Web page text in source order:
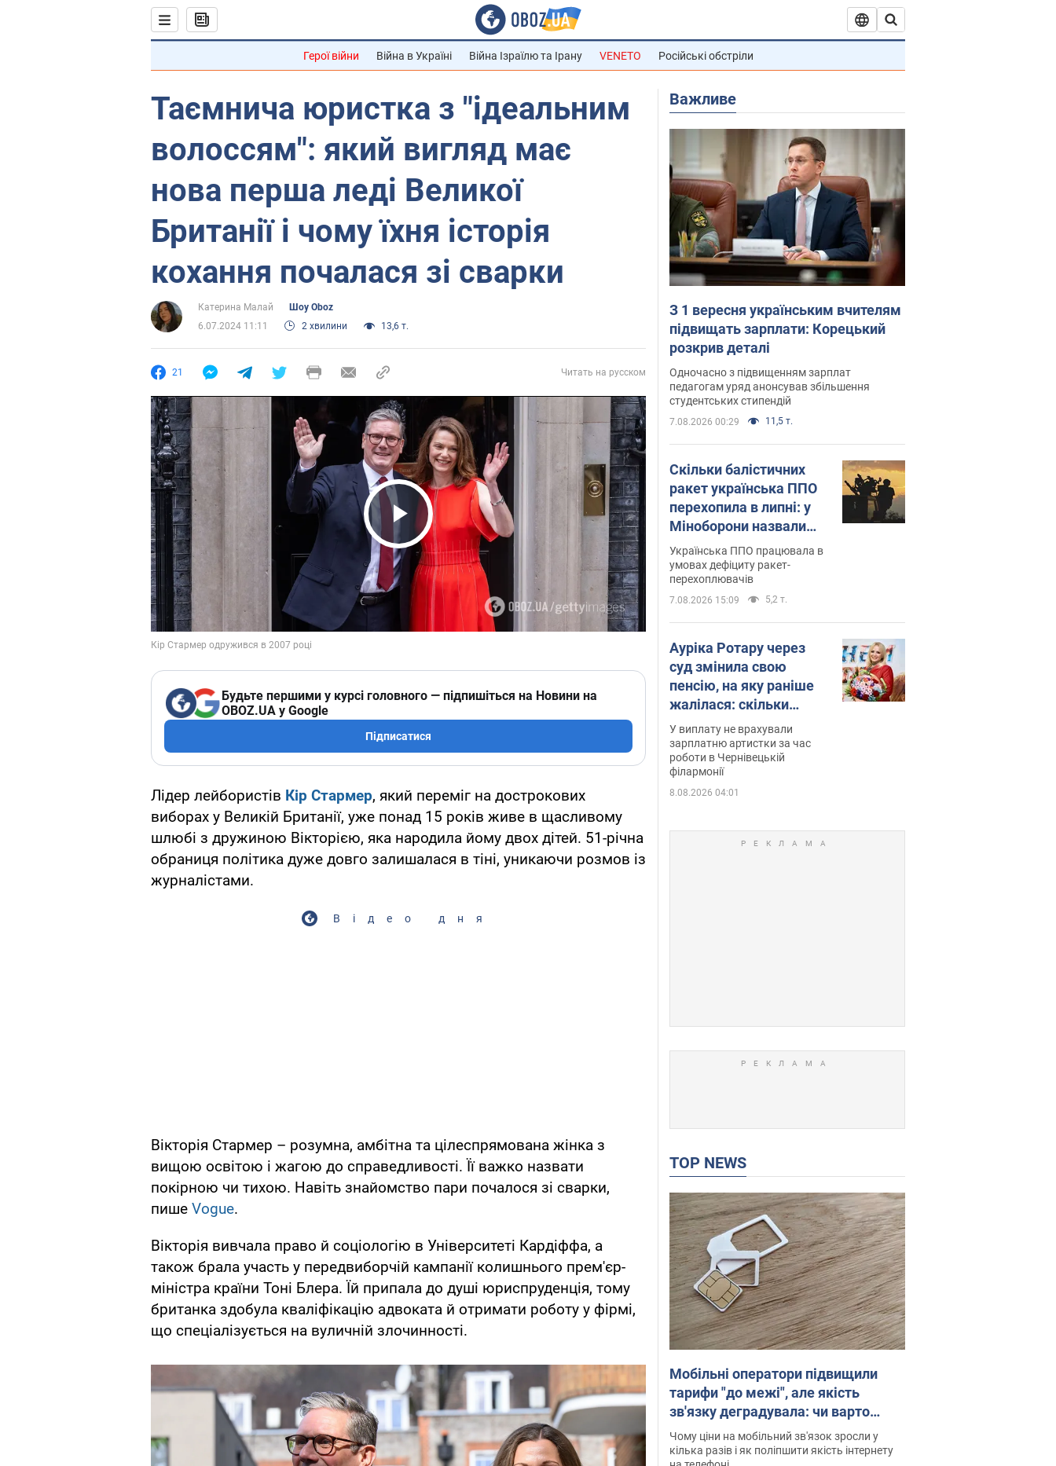
Герої війни Війна в Україні Війна Ізраїлю та Ірану VENETO Російські обстріли
Таємнича юристка з "ідеальним
волоссям": який вигляд має
нова перша леді Великої
Британії і чому їхня історія
кохання почалася зі сварки
Катерина Малай
Шоу Oboz
6.07.2024 11:11
2 хвилини 13,6 т.
21 Читать на русском
Play Video
Будьте першими у курсі головного — підпишіться на Новини на
OBOZ.UA у Google
Підписатися
Лідер лейбористів Кір Стармер, який переміг на дострокових
виборах у Великій Британії, уже понад 15 років живе в щасливому
шлюбі з дружиною Вікторією, яка народила йому двох дітей. 51-річна
обраниця політика дуже довго залишалася в тіні, уникаючи розмов із
журналістами.
Відео дня
Вікторія Стармер – розумна, амбітна та цілеспрямована жінка з
вищою освітою і жагою до справедливості. Її важко назвати
покірною чи тихою. Навіть знайомство пари почалося зі сварки,
пише Vogue.
Вікторія вивчала право й соціологію в Університеті Кардіффа, а
також брала участь у передвиборчій кампанії колишнього прем'єр-
міністра країни Тоні Блера. Їй припала до душі юриспруденція, тому
британка здобула кваліфікацію адвоката й отримати роботу у фірмі,
що спеціалізується на вуличній злочинності.
Важливе
З 1 вересня українським вчителям
підвищать зарплати: Корецький
розкрив деталі
Одночасно з підвищенням зарплат
педагогам уряд анонсував збільшення
студентських стипендій
7.08.2026 00:29 11,5 т.
Скільки балістичних
ракет українська ППО
перехопила в липні: у
Міноборони назвали
цифру
Українська ППО працювала в
умовах дефіциту ракет-
перехоплювачів
7.08.2026 15:09 5,2 т.
Ауріка Ротару через
суд змінила свою
пенсію, на яку раніше
жалілася: скільки
отримувала співачка
У виплату не врахували
зарплатню артистки за час
роботи в Чернівецькій
філармонії
8.08.2026 04:01
TOP NEWS
Мобільні оператори підвищили
тарифи "до межі", але якість
зв'язку деградувала: чи варто
скаржитись на ціни
Чому ціни на мобільний зв'язок зросли у
кілька разів і як поліпшити якість інтернету